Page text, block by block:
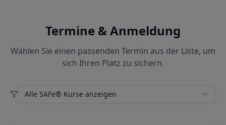
Termine & Anmeldung
Wählen Sie einen passenden Termin aus der Liste, um
sich Ihren Platz zu sichern.
Alle SAFe® Kurse anzeigen